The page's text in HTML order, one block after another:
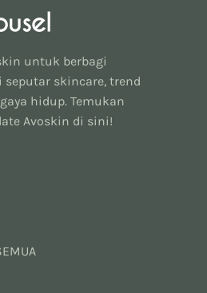
untuk berbagi
skincare, trend
hidup. Temukan
Avoskin di sini!